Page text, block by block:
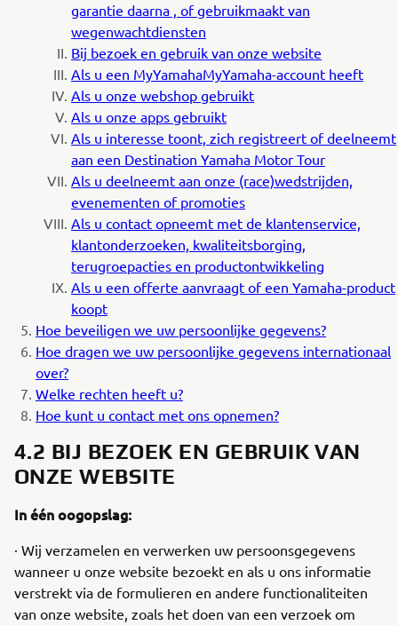
garantie daarna , of gebruikmaakt van
wegenwachtdiensten
Bij bezoek en gebruik van onze website
Als u een MyYamahaMyYamaha-account heeft
Als u onze webshop gebruikt
Als u onze apps gebruikt
Als u interesse toont, zich registreert of deelneemt
aan een Destination Yamaha Motor Tour
Als u deelneemt aan onze (race)wedstrijden,
evenementen of promoties
Als u contact opneemt met de klantenservice,
klantonderzoeken, kwaliteitsborging,
terugroepacties en productontwikkeling
Als u een offerte aanvraagt of een Yamaha-product
koopt
Hoe beveiligen we uw persoonlijke gegevens?
Hoe dragen we uw persoonlijke gegevens internationaal
over?
Welke rechten heeft u?
Hoe kunt u contact met ons opnemen?
4.2 BIJ BEZOEK EN GEBRUIK VAN
ONZE WEBSITE
In één oogopslag:
· Wij verzamelen en verwerken uw persoonsgegevens
wanneer u onze website bezoekt en als u ons informatie
verstrekt via de formulieren en andere functionaliteiten
van onze website, zoals het doen van een verzoek om